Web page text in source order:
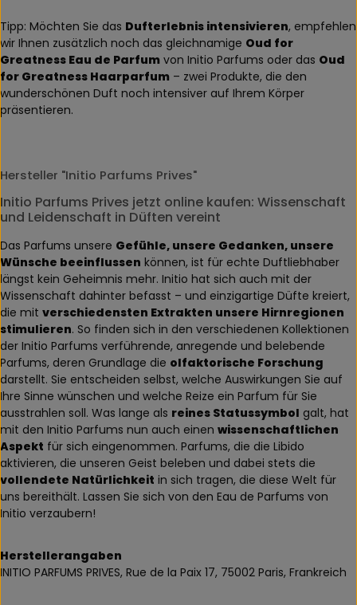
Tipp: Möchten Sie das Dufterlebnis intensivieren, empfehlen
wir Ihnen zusätzlich noch das gleichnamige Oud for
Greatness Eau de Parfum von Initio Parfums oder das Oud
for Greatness Haarparfum – zwei Produkte, die den
wunderschönen Duft noch intensiver auf Ihrem Körper
präsentieren.
Hersteller "Initio Parfums Prives"
Initio Parfums Prives jetzt online kaufen: Wissenschaft
und Leidenschaft in Düften vereint
Das Parfums unsere Gefühle, unsere Gedanken, unsere
Wünsche beeinflussen können, ist für echte Duftliebhaber
längst kein Geheimnis mehr. Initio hat sich auch mit der
Wissenschaft dahinter befasst – und einzigartige Düfte kreiert,
die mit verschiedensten Extrakten unsere Hirnregionen
stimulieren. So finden sich in den verschiedenen Kollektionen
der Initio Parfums verführende, anregende und belebende
Parfums, deren Grundlage die olfaktorische Forschung
darstellt. Sie entscheiden selbst, welche Auswirkungen Sie auf
Ihre Sinne wünschen und welche Reize ein Parfum für Sie
ausstrahlen soll. Was lange als reines Statussymbol galt, hat
mit den Initio Parfums nun auch einen wissenschaftlichen
Aspekt für sich eingenommen. Parfums, die die Libido
aktivieren, die unseren Geist beleben und dabei stets die
vollendete Natürlichkeit in sich tragen, die diese Welt für
uns bereithält. Lassen Sie sich von den Eau de Parfums von
Initio verzaubern!
Herstellerangaben
INITIO PARFUMS PRIVES, Rue de la Paix 17, 75002 Paris, Frankreich